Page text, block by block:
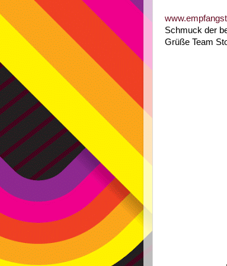
Schmuck der
Grüße Team